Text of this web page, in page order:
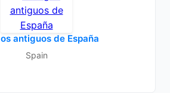
antiguos de España
Spain